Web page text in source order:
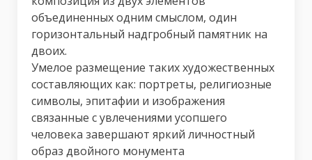
объединенных одним смыслом, один
горизонтальный надгробный памятник на
двоих.
Умелое размещение таких художественных
составляющих как: портреты, религиозные
символы, эпитафии и изображения
связанные с увлечениями усопшего
человека завершают яркий личностный
образ двойного монумента